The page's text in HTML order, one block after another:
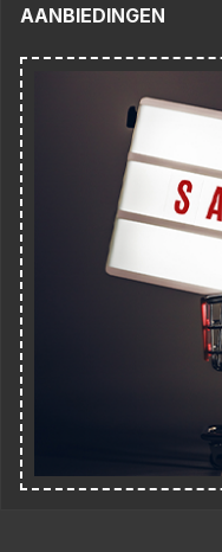
AANBIEDINGEN